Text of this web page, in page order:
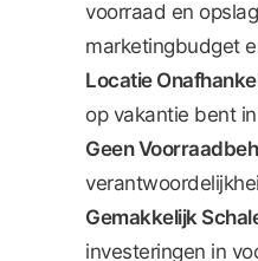
voorraad en
marketingbudget
Locatie
op vakantie bent
Geen
Gemakkelijk
investeringen in